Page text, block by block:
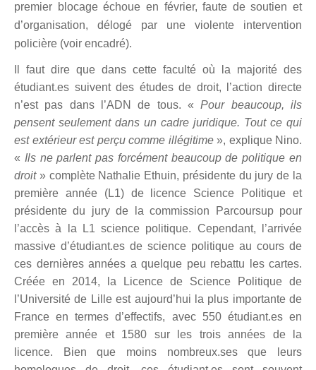
premier blocage échoue en février, faute de soutien et
d’organisation, délogé par une violente intervention
policière (voir encadré).
Il faut dire que dans cette faculté où
la majorité des
étudiant.es suivent des études de droit, l’action directe
n’est pas dans l’ADN de tous. «Pour beaucoup, ils
pensent seulement dans un cadre juridique. Tout ce qui
est extérieur est perçu comme illégitime», explique Nino.
« Ils ne parlent pas forcément beaucoup de politique en
droit» complète Nathalie Ethuin, présidente du jury de la
première année (L1) de licence Science Politique et
présidente du jury de la commission Parcoursup pour
l’accès à la L1 science politique. Cependant, l’arrivée
massive d’étudiant.es de science politique au cours de
ces dernières années a quelque peu rebattu les cartes.
Créée en 2014, la Licence de Science Politique de
l’Université de Lille est aujourd’hui la plus importante de
France en termes d’effectifs, avec 550 étudiant.es en
première année et 1580 sur les trois années de la
licence. Bien que moins nombreux.ses que leurs